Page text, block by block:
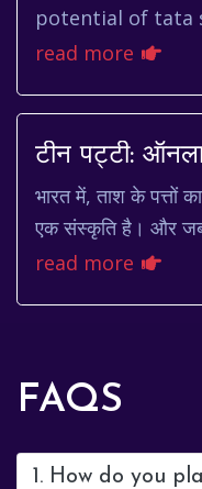
potential of tata
for investors in
read more
टीन पट्टी:
भारत में, ताश के पत्तों
एक संस्कृति है। और
के खेलों की, तो टीन
read more
FAQS
1. How do you